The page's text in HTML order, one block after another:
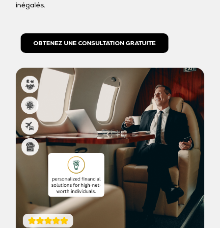
inégalés.
OBTENEZ UNE CONSULTATION GRATUITE